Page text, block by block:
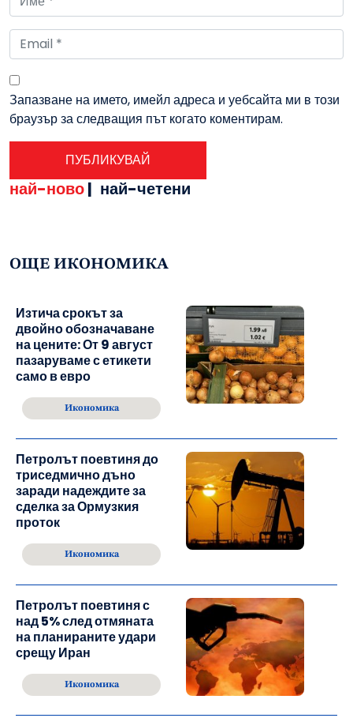
Запазване на името, имейл адреса и уебсайта ми в този
браузър за следващия път когато коментирам.
най-ново| най-четени
ОЩЕ ИКОНОМИКА
Изтича срокът за
двойно обозначаване
на цените: От 9 август
пазаруваме с етикети
само в евро
Икономика
Петролът поевтиня до
триседмично дъно
заради надеждите за
сделка за Ормузкия
проток
Икономика
Петролът поевтиня с
над 5% след отмяната
на планираните удари
срещу Иран
Икономика